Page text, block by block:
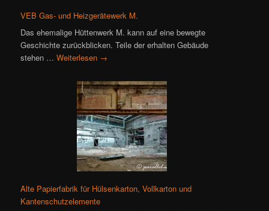
VEB Gas- und Heizgerätewerk M.
Das ehemalige Hüttenwerk M. kann auf eine bewegte
Geschichte zurückblicken. Teile der erhalten Gebäude
stehen …Weiterlesen →
Alte Papierfabrik für Hülsenkarton, Vollkarton und
Kantenschutzelemente